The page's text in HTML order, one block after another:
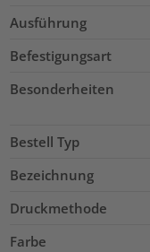
Ausführung
Befestigungsart
Besonderheiten
Bestell Typ
Bezeichnung
Druckmethode
Farbe